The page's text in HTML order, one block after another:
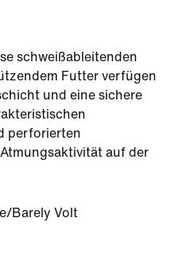
schweißableitenden
Futter verfügen
und eine sichere
perforierten
auf der
Barely Volt